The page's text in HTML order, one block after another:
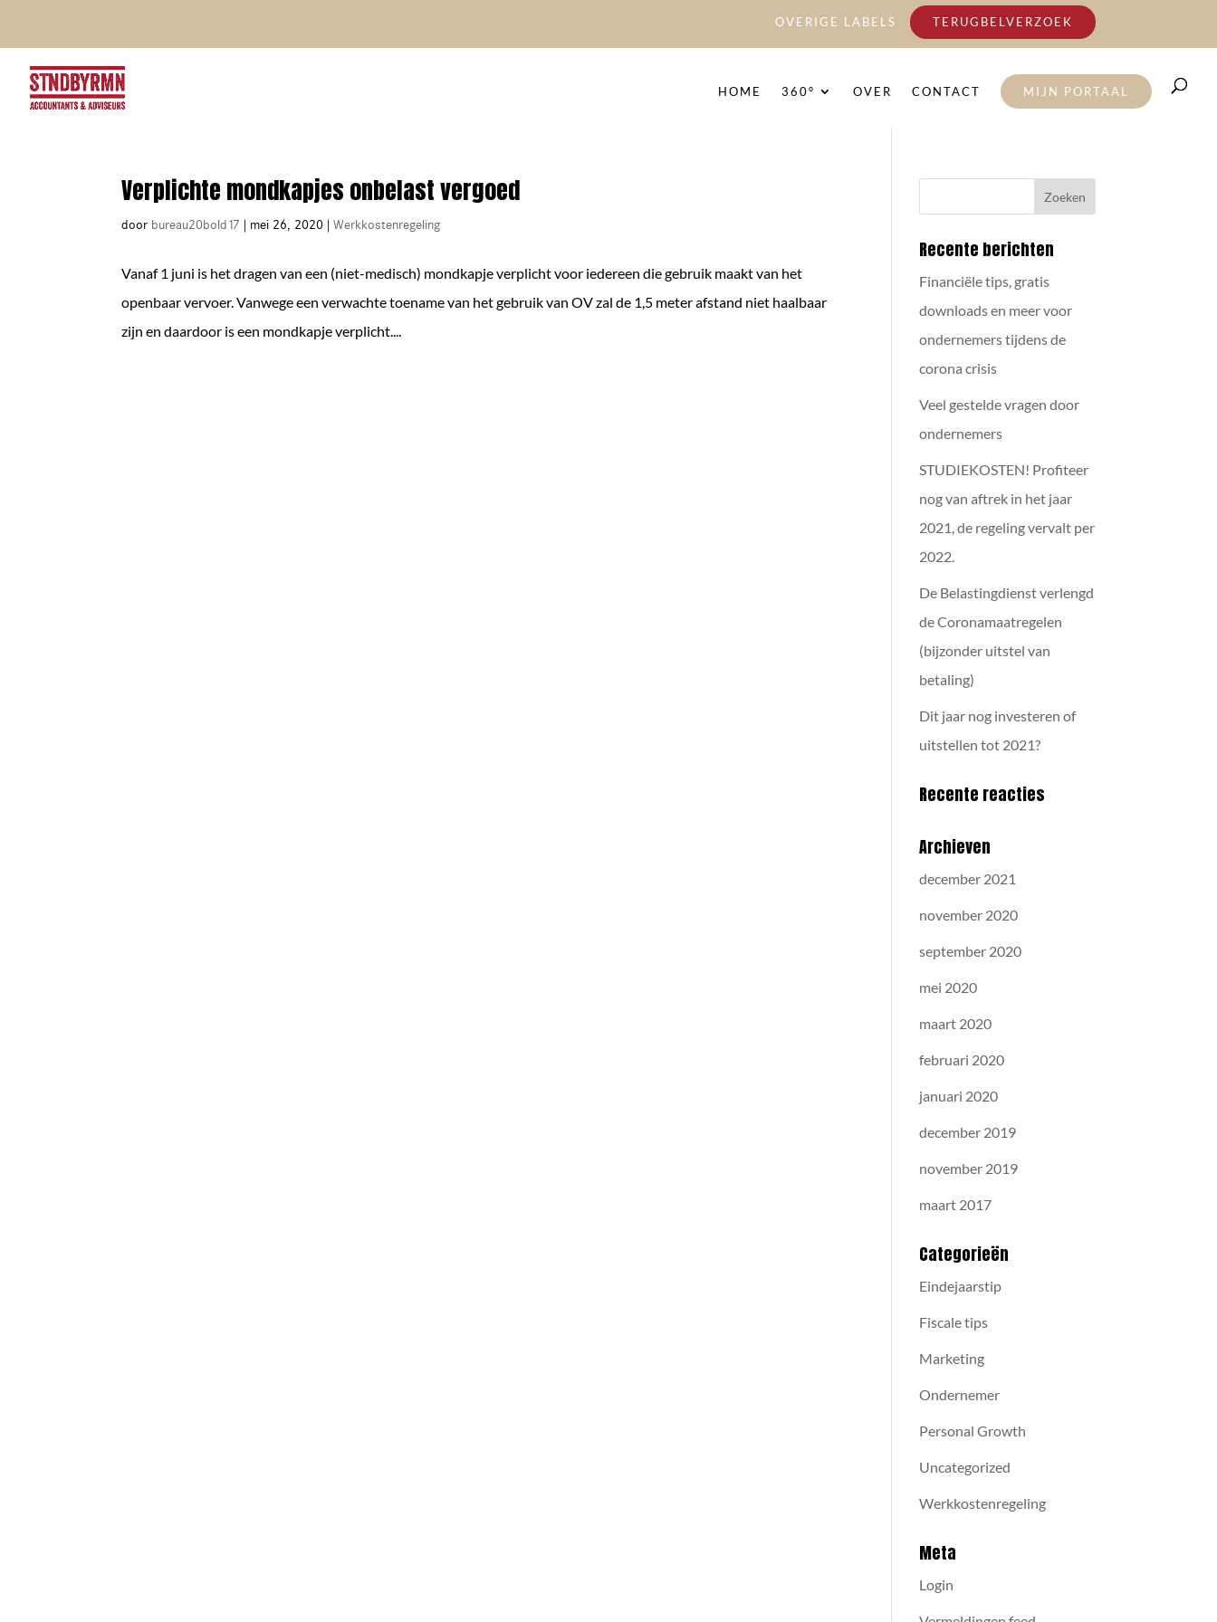
OVERIGE LABELS TERUGBELVERZOEK
HOME 360° OVER CONTACT MIJN PORTAAL
Verplichte mondkapjes onbelast vergoed
door bureau20bold17 | mei 26, 2020 |Werkkostenregeling
Vanaf 1 juni is het dragen van een (niet-medisch) mondkapje verplicht voor iedereen die gebruik maakt van het
openbaar vervoer. Vanwege een verwachte toename van het gebruik van OV zal de 1,5 meter afstand niet haalbaar
zijn en daardoor is een mondkapje verplicht....
Recente berichten
Financiële tips, gratis
downloads en meer voor
ondernemers tijdens de
corona crisis
Veel gestelde vragen door
ondernemers
STUDIEKOSTEN! Profiteer
nog van aftrek in het jaar
2021, de regeling vervalt per
2022.
De Belastingdienst verlengd
de Coronamaatregelen
(bijzonder uitstel van
betaling)
Dit jaar nog investeren of
uitstellen tot 2021?
Recente reacties
Archieven
december 2021
november 2020
september 2020
mei 2020
maart 2020
februari 2020
januari 2020
december 2019
november 2019
maart 2017
Categorieën
Eindejaarstip
Fiscale tips
Marketing
Ondernemer
Personal Growth
Uncategorized
Werkkostenregeling
Meta
Login